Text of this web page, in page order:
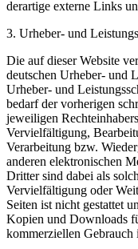
derartige externe Links
3. Urheber- und
Die auf dieser Website
deutschen Urheber- und
Urheber- und
bedarf der vorherigen
jeweiligen
Vervielfältigung,
Verarbeitung bzw.
anderen elektronischen
Dritter sind dabei als
Vervielfältigung oder
Seiten ist nicht gestattet
Kopien und Downloads
kommerziellen Gebrauch